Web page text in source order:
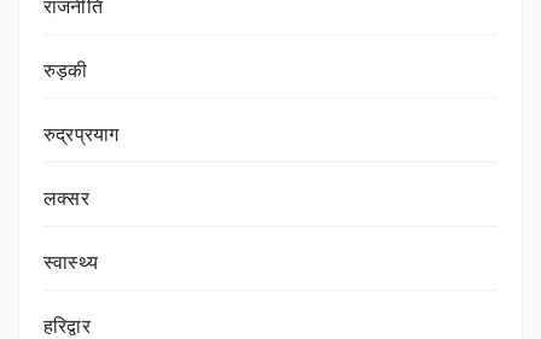
राजनीति
रुड़की
रुद्रप्रयाग
लक्सर
स्वास्थ्य
हरिद्वार